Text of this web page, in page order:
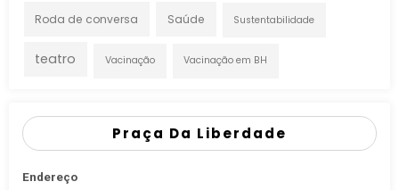
Roda de conversa Saúde Sustentabilidade
teatro Vacinação Vacinação em BH
Praça Da Liberdade
Endereço